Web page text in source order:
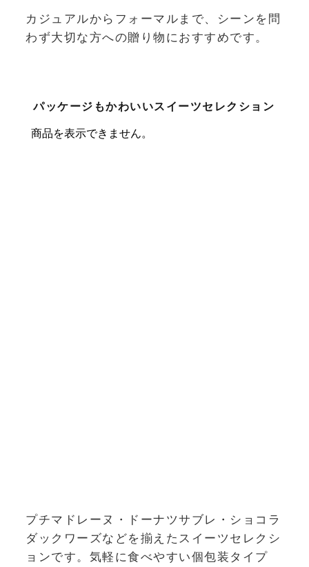
カジュアルからフォーマルまで、シーンを問
わず大切な方への贈り物におすすめです。
パッケージもかわいいスイーツセレクション
プチマドレーヌ・ドーナツサブレ・ショコラ
ダックワーズなどを揃えたスイーツセレクシ
ョンです。気軽に食べやすい個包装タイプ